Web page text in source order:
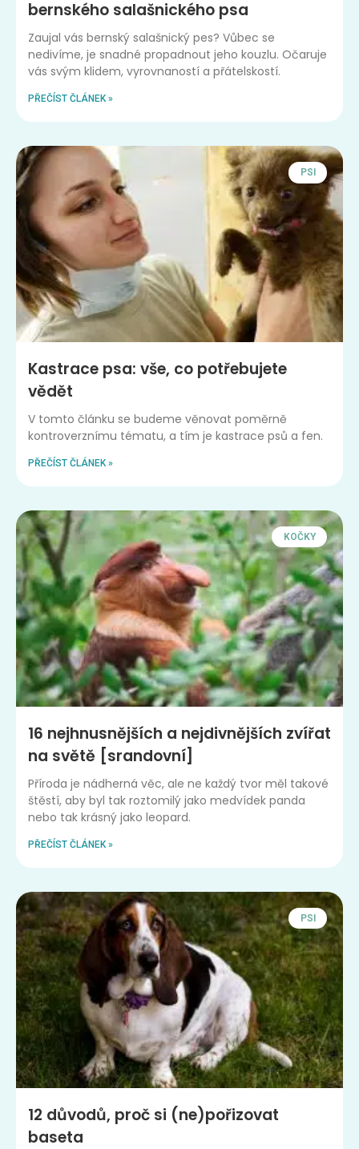
bernského salašnického psa
Zaujal vás bernský salašnický pes? Vůbec se
nedivíme, je snadné propadnout jeho kouzlu. Očaruje
vás svým klidem, vyrovnaností a přátelskostí.
PŘEČÍST ČLÁNEK »
PSI
Kastrace psa: vše, co potřebujete
vědět
V tomto článku se budeme věnovat poměrně
kontroverznímu tématu, a tím je kastrace psů a fen.
PŘEČÍST ČLÁNEK »
KOČKY
16 nejhnusnějších a nejdivnějších zvířat
na světě [srandovní]
Příroda je nádherná věc, ale ne každý tvor měl takové
štěstí, aby byl tak roztomilý jako medvídek panda
nebo tak krásný jako leopard.
PŘEČÍST ČLÁNEK »
PSI
12 důvodů, proč si (ne)pořizovat
baseta